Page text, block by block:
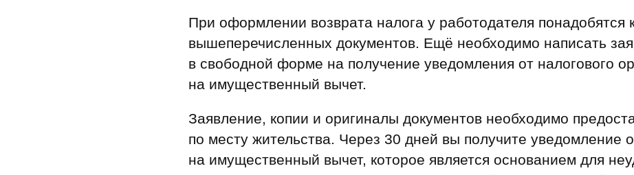
При оформлении возврата налога у работодателя понадобятся
вышеперечисленных документов. Ещё необходимо написать
в свободной форме на получение уведомления от налогового
на имущественный вычет.
Заявление, копии и оригиналы документов необходимо
по месту жительства. Через 30 дней вы получите уведомление
на имущественный вычет, которое является основанием для